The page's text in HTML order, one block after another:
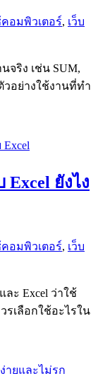
อมพิวเตอร์, เว็บ
จริง เช่น SUM,
วอย่างใช้งานที่ทำ
Excel ยังไง
อมพิวเตอร์, เว็บ
ละ Excel ว่าใช้
เลือกใช้อะไรใน